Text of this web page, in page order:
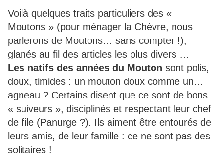
Voilà quelques traits particuliers des «
Moutons » (pour ménager la Chèvre, nous
parlerons de Moutons… sans compter !),
glanés au fil des articles les plus divers …
Les natifs des années du Mouton sont polis,
doux, timides : un mouton doux comme un…
agneau ? Certains disent que ce sont de bons
« suiveurs », disciplinés et respectant leur chef
de file (Panurge ?). Ils aiment être entourés de
leurs amis, de leur famille : ce ne sont pas des
solitaires !